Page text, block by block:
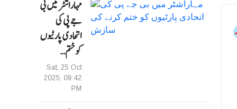
مہاراشٹر میں بی
جے پی کی
اتحادی پارٹیوں
کو ختم…
Sat, 25 Oct
2025, 09:42
PM